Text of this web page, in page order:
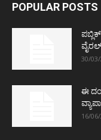
POPULAR POSTS
30/
ಈ
16/